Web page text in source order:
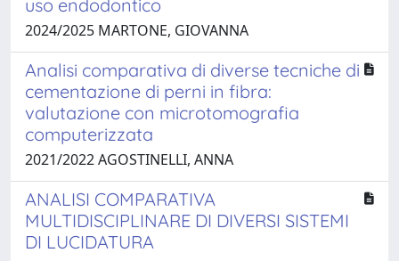
uso endodontico
2024/2025 MARTONE, GIOVANNA
Analisi comparativa di diverse tecniche di
cementazione di perni in fibra:
valutazione con microtomografia
computerizzata
2021/2022 AGOSTINELLI, ANNA
ANALISI COMPARATIVA
MULTIDISCIPLINARE DI DIVERSI SISTEMI
DI LUCIDATURA